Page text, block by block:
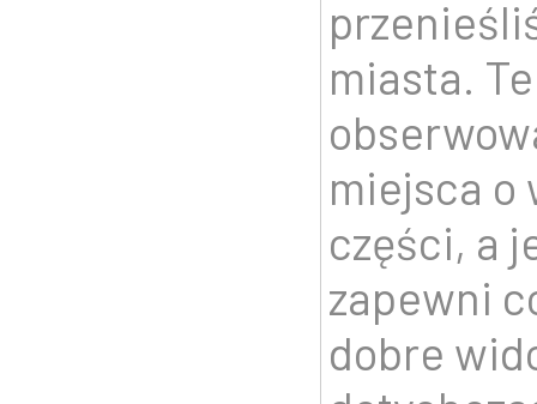
miasta.
miejsca o
części, a
zapewni
dobre